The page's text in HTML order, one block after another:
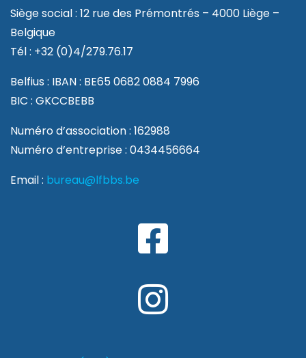
Siège social : 12 rue des Prémontrés – 4000 Liège –
Belgique
Tél : +32 (0)4/279.76.17
Belfius : IBAN : BE65 0682 0884 7996
BIC : GKCCBEBB
Numéro d’association : 162988
Numéro d’entreprise : 0434456664
Email : bureau@lfbbs.be